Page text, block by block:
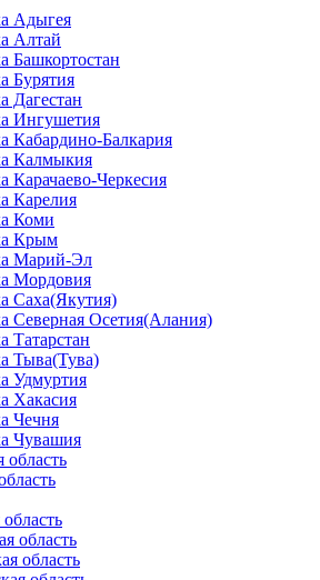
Адыгея
Алтай
Башкортостан
Бурятия
Дагестан
Ингушетия
Кабардино-Балкария
Калмыкия
Карачаево-Черкеcия
Карелия
Коми
Крым
Марий-Эл
Мордовия
Саха(Якутия)
Северная Осетия(Алания)
Татарстан
Тыва(Тува)
Удмуртия
Хакасия
Чечня
Чувашия
область
область
область